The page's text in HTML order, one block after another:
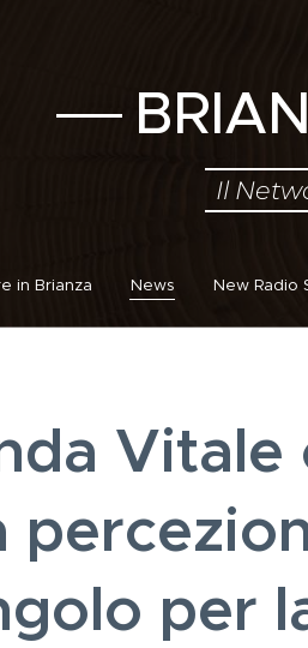
Il
in Brianza News New Radio
Vitale
per